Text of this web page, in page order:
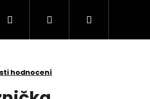
Mikrovlnné trouby
Hledat PřihlášeníNákupní
hodnocení